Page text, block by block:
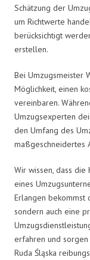
Schätzung der
um Richtwerte
berücksichtigt
erstellen.
Bei Umzugsmeister
Möglichkeit, einen
vereinbaren.
Umzugsexperten
den Umfang des
maßgeschneidertes
Wir wissen, dass
eines
Erlangen bekommst
sondern auch eine
erfahren und sorgen
Ruda Śląska